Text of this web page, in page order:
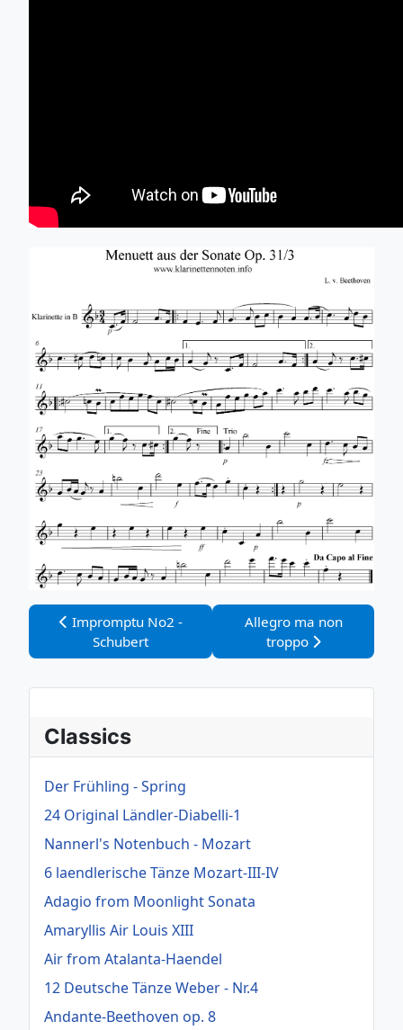
Vorheriger Beitrag: Impromptu No2 - Schubert
Impromptu No2 -
Schubert
Nächster Beitrag:
Allegro ma non
troppo
Classics
Der Frühling - Spring
24 Original Ländler-Diabelli-1
Nannerl's Notenbuch - Mozart
6 laendlerische Tänze Mozart-III-IV
Adagio from Moonlight Sonata
Amaryllis Air Louis XIII
Air from Atalanta-Haendel
12 Deutsche Tänze Weber - Nr.4
Andante-Beethoven op. 8